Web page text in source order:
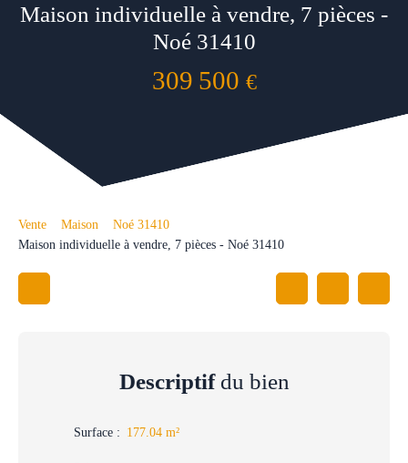
Maison individuelle à vendre, 7 pièces -
Noé 31410
309 500 €
Vente Maison
Noé 31410
Maison individuelle à vendre, 7 pièces - Noé 31410
Descriptifdu bien
Surface : 177.04 m²